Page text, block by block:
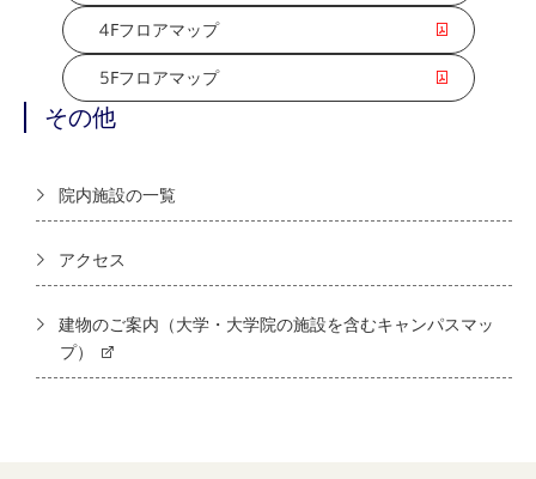
4Fフロアマップ
5Fフロアマップ
その他
院内施設の一覧
アクセス
建物のご案内（大学・大学院の施設を含むキャンパスマッ
プ）